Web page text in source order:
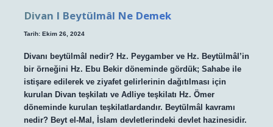
Divan I Beytülmâl Ne Demek
Tarih: Ekim 26, 2024
Divanı beytülmâl nedir? Hz. Peygamber ve Hz. Beytülmâl’in
bir örneğini Hz. Ebu Bekir döneminde gördük; Sahabe ile
istişare edilerek ve ziyafet gelirlerinin dağıtılması için
kurulan Divan teşkilatı ve Adliye teşkilatı Hz. Ömer
döneminde kurulan teşkilatlardandır. Beytülmâl kavramı
nedir? Beyt el-Mal, İslam devletlerindeki devlet hazinesidir.